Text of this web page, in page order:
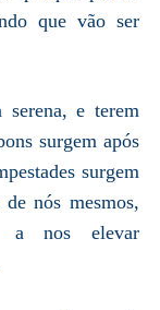
que vão ser
e terem
surgem após
surgem
nós mesmos,
a nos elevar